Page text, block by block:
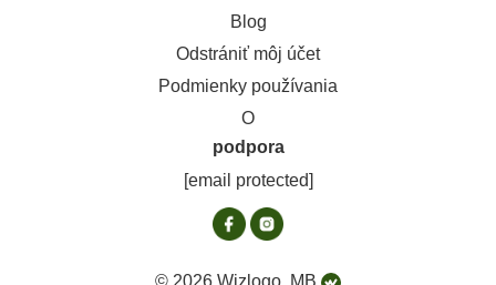
Blog
Odstrániť môj účet
Podmienky používania
O
podpora
[email protected]
© 2026 Wizlogo, MB